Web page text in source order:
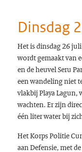
Dinsdag
Het is dinsdag 26
wordt gemaakt van
en de heuvel Seru
een wandeling niet
vlakbij Playa Lagun,
wachten. Er zijn
één liter water bij
Het Korps Politie
aan Defensie, met